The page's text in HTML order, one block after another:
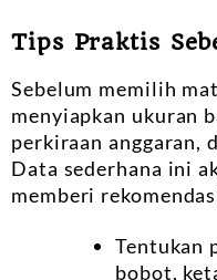
Tips Praktis
Sebelum memilih
menyiapkan ukuran
perkiraan anggaran,
Data sederhana ini
memberi
Tentukan
bobot,